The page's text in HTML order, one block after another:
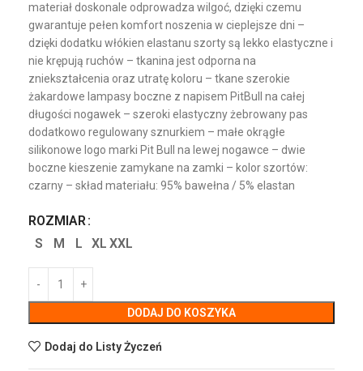
materiał doskonale odprowadza wilgoć, dzięki czemu
gwarantuje pełen komfort noszenia w cieplejsze dni –
dzięki dodatku włókien elastanu szorty są lekko elastyczne i
nie krępują ruchów – tkanina jest odporna na
zniekształcenia oraz utratę koloru – tkane szerokie
żakardowe lampasy boczne z napisem PitBull na całej
długości nogawek – szeroki elastyczny żebrowany pas
dodatkowo regulowany sznurkiem – małe okrągłe
silikonowe logo marki Pit Bull na lewej nogawce – dwie
boczne kieszenie zamykane na zamki – kolor szortów:
czarny – skład materiału: 95% bawełna / 5% elastan
ROZMIAR
S
M L XL XXL
DODAJ DO KOSZYKA
Dodaj do Listy Życzeń